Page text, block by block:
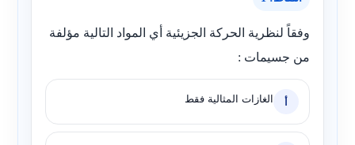
وفقاً لنظرية الحركة الجزيئية أي المواد التالية مؤلفة
من جسيمات :
أ الغازات المثالية فقط